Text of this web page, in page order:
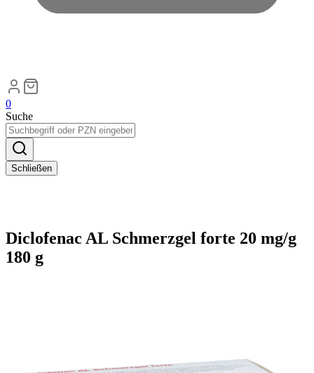
0
Suche
Schließen
Diclofenac AL Schmerzgel forte 20 mg/g
180 g